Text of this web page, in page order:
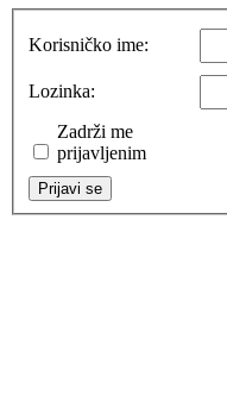
Korisničko ime:
Lozinka:
Zadrži me
prijavljenim
Prijavi se